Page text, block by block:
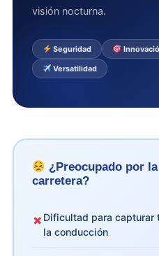
visión nocturna.
Seguridad
Versatilidad
¿Preocupado por
carretera?
✗ Dificultad para capturar
la conducción